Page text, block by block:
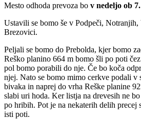
Mesto odhoda prevoza bo v nedeljo ob
Ustavili se bomo še v Podpeči,
Brezovici.
Peljali se bomo do Prebolda, kjer bomo
Reško planino 664 m bomo šli po poti
pol bomo porabili do nje. Če bo koča
njej. Nato se bomo mimo cerkve podali v
bivaka in naprej do vrha Reške planine
slabi uri hoda. Ker listja na drevesih ne
po hribih. Pot je na nekaterih delih precej
isti poti.